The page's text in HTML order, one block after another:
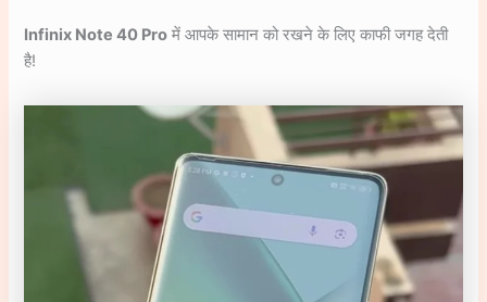
Infinix Note 40 Pro में आपके सामान को रखने के लिए काफी जगह देती
है!